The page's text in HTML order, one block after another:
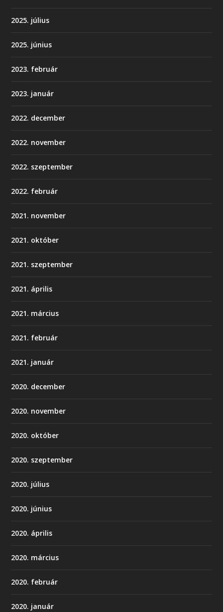
2025. július
2025. június
2023. február
2023. január
2022. december
2022. november
2022. szeptember
2022. február
2021. november
2021. október
2021. szeptember
2021. április
2021. március
2021. február
2021. január
2020. december
2020. november
2020. október
2020. szeptember
2020. július
2020. június
2020. április
2020. március
2020. február
2020. január